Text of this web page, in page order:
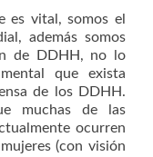
es vital, somos el
además somos
de DDHH, no lo
que exista
de los DDHH.
muchas de las
ocurren
(con visión